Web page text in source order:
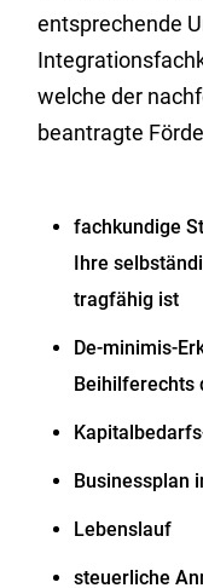
entsprechende
welche der
beantragte
fachkundige
Ihre
tragfähig ist
De-minimis-
Beihilferechts
Businessplan
Lebenslauf
steuerliche